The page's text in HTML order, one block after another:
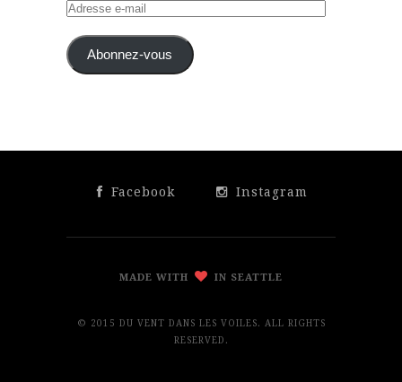
Adresse
mail Abonnez-vous
Facebook Instagram
MADE WITH IN SEATTLE
© 2015 DU VENT DANS LES VOILES. ALL RIGHTS
RESERVED.